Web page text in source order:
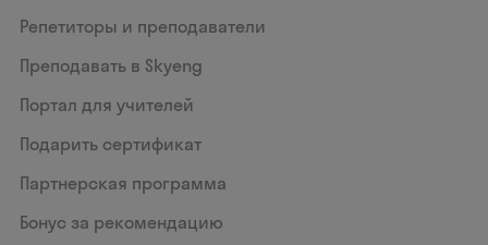
Репетиторы и преподаватели
Преподавать в Skyeng
Портал для учителей
Подарить сертификат
Партнерская программа
Бонус за рекомендацию